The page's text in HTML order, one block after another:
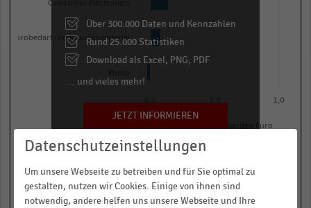
categories.
8
categories.
1
axis
displaying
Marktvolumen
Marktvolumen in Milliarden Euro
Consumer Electronics
Bürobedarf/Verbrauchsmaterial
1,0
End
interactive
chart
Über 300.000 Daten und Kennzahlen
Rund 25.000 Statistiken
Download als Excel, PNG, PDF
… und vieles mehr!
JETZT INFORMIEREN
Datenschutzeinstellungen
Um unsere Webseite zu betreiben und für Sie optimal zu
gestalten, nutzen wir Cookies. Einige von ihnen sind
notwendig, andere helfen uns unsere Webseite und Ihre